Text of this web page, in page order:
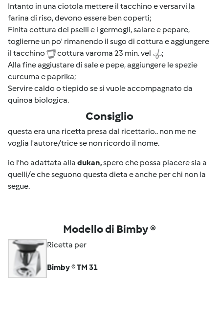
Intanto in una ciotola mettere il tacchino e versarvi la
farina di riso, devono essere ben coperti;
Finita cottura dei pselli e i germogli, salare e pepare,
toglierne un po' rimanendo il sugo di cottura e aggiungere
il tacchino
cottura varoma 23 min. vel
;
Alla fine aggiustare di sale e pepe, aggiungere le spezie
curcuma e paprika;
Servire caldo o tiepido se si vuole accompagnato da
quinoa biologica.
Consiglio
questa era una ricetta presa dal ricettario.. non me ne
voglia l'autore/trice se non ricordo il nome.
io l'ho adattata alla dukan,spero che possa piacere sia a
quelli/e che seguono questa dieta e anche per chi non la
segue.
Modello di Bimby ®
Ricetta per
Bimby ® TM 31